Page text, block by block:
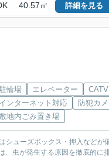
40.57㎡ 詳細を見る
輪場 エレベーター
CATV
インターネット対応
防犯カ
敷地内ごみ置き場
ューズボックス・押入などが
虫が発生する原因を徹底的に